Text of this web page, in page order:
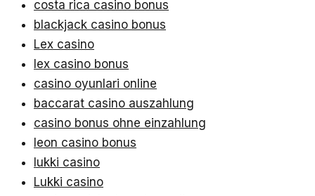
costa rica casino bonus
blackjack casino bonus
Lex casino
lex casino bonus
casino oyunlari online
baccarat casino auszahlung
casino bonus ohne einzahlung
leon casino bonus
lukki casino
Lukki casino